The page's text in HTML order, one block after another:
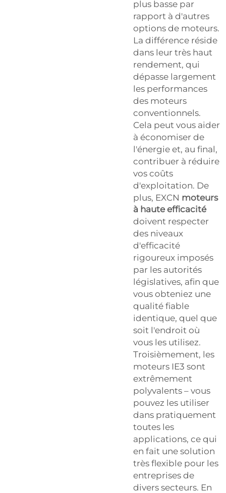
plus basse par
rapport à d'autres
options de moteurs.
La différence réside
dans leur très haut
rendement, qui
dépasse largement
les performances
des moteurs
conventionnels.
Cela peut vous aider
à économiser de
l'énergie et, au final,
contribuer à réduire
vos coûts
d'exploitation. De
plus, EXCN moteurs
à haute efficacité
doivent respecter
des niveaux
d'efficacité
rigoureux imposés
par les autorités
législatives, afin que
vous obteniez une
qualité fiable
identique, quel que
soit l'endroit où
vous les utilisez.
Troisièmement, les
moteurs IE3 sont
extrêmement
polyvalents – vous
pouvez les utiliser
dans pratiquement
toutes les
applications, ce qui
en fait une solution
très flexible pour les
entreprises de
divers secteurs. En